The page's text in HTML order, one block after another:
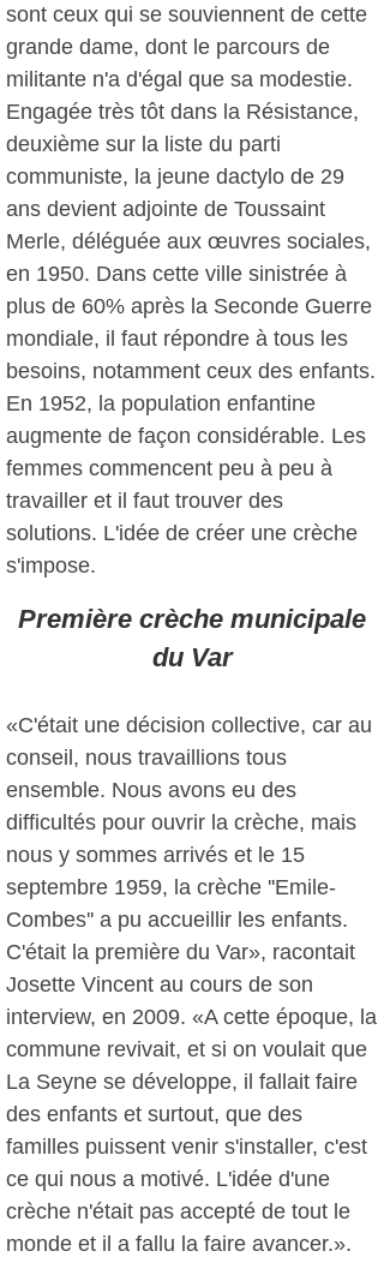
sont ceux qui se souviennent de cette
grande dame, dont le parcours de
militante n'a d'égal que sa modestie.
Engagée très tôt dans la Résistance,
deuxième sur la liste du parti
communiste, la jeune dactylo de 29
ans devient adjointe de Toussaint
Merle, déléguée aux œuvres sociales,
en 1950. Dans cette ville sinistrée à
plus de 60% après la Seconde Guerre
mondiale, il faut répondre à tous les
besoins, notamment ceux des enfants.
En 1952, la population enfantine
augmente de façon considérable. Les
femmes commencent peu à peu à
travailler et il faut trouver des
solutions. L'idée de créer une crèche
s'impose.
Première crèche municipale
du Var
«C'était une décision collective, car au
conseil, nous travaillions tous
ensemble. Nous avons eu des
difficultés pour ouvrir la crèche, mais
nous y sommes arrivés et le 15
septembre 1959, la crèche ''Emile-
Combes'' a pu accueillir les enfants.
C'était la première du Var», racontait
Josette Vincent au cours de son
interview, en 2009. «A cette époque, la
commune revivait, et si on voulait que
La Seyne se développe, il fallait faire
des enfants et surtout, que des
familles puissent venir s'installer, c'est
ce qui nous a motivé. L'idée d'une
crèche n'était pas accepté de tout le
monde et il a fallu la faire avancer.».